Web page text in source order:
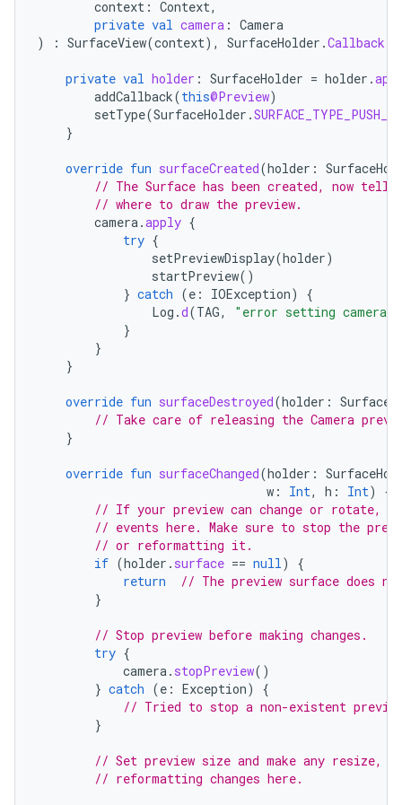
context : Context,
private val camera : Camera
)
: SurfaceView(context), SurfaceHolder .Callback
private val holder : SurfaceHolder = holder .
addCallback(this@Preview)
setType(SurfaceHolder .
}
override fun surfaceCreated(holder :
// The Surface has been created, now tell
// where to draw the preview.
camera.apply {
try {
setPreviewDisplay(holder)
startPreview()
} catch (e : IOException)
{
Log .d(TAG,
"error setting camera
}
}
}
override fun surfaceDestroyed(holder :
// Take care of releasing the Camera
}
override fun surfaceChanged(holder :
w : Int, h : Int)
{
// If your preview can change or rotate,
// events here. Make sure to stop the
// or reformatting it.
if (holder . surface == null)
{
return
// The preview surface does
}
// Stop preview before making changes.
try {
camera. stopPreview()
} catch (e : Exception)
{
// Tried to stop a non-existent
}
// Set preview size and make any resize,
// reformatting changes here.